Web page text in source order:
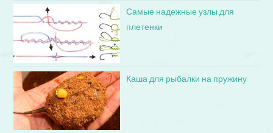
Самые надежные узлы для
плетенки
Каша для рыбалки на пружину